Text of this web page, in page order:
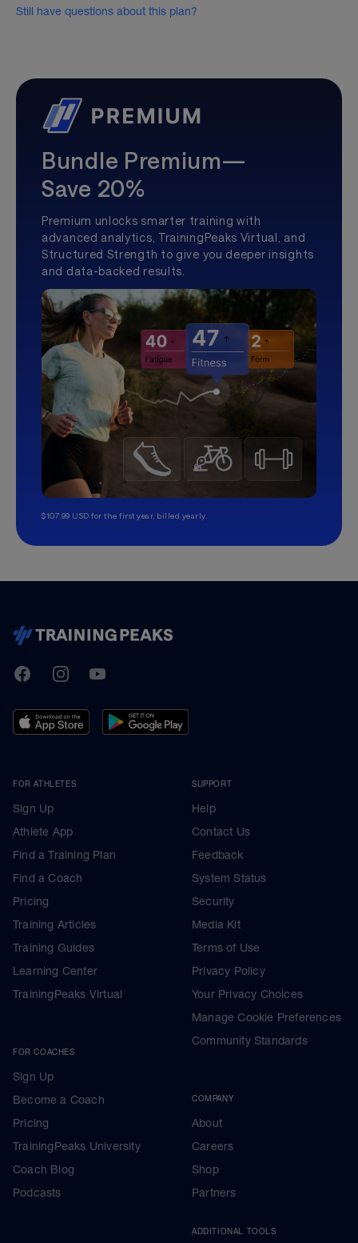
Still have questions about this plan?
Bundle Premium—
Save 20%
Premium unlocks smarter training with
advanced analytics, TrainingPeaks Virtual, and
Structured Strength to give you deeper insights
and data-backed results.
$107.99 USD for the first year, billed yearly.
TrainingPeaks
FacebookInstagramYoutube
FOR ATHLETES
Sign Up
Athlete App
Find a Training Plan
Find a Coach
Pricing
Training Articles
Training Guides
Learning Center
TrainingPeaks Virtual
FOR COACHES
Sign Up
Become a Coach
Pricing
TrainingPeaks University
Coach Blog
Podcasts
SUPPORT
Help
Contact Us
Feedback
System Status
Security
Media Kit
Terms of Use
Privacy Policy
Your Privacy Choices
Manage Cookie Preferences
Community Standards
COMPANY
About
Careers
Shop
Partners
ADDITIONAL TOOLS